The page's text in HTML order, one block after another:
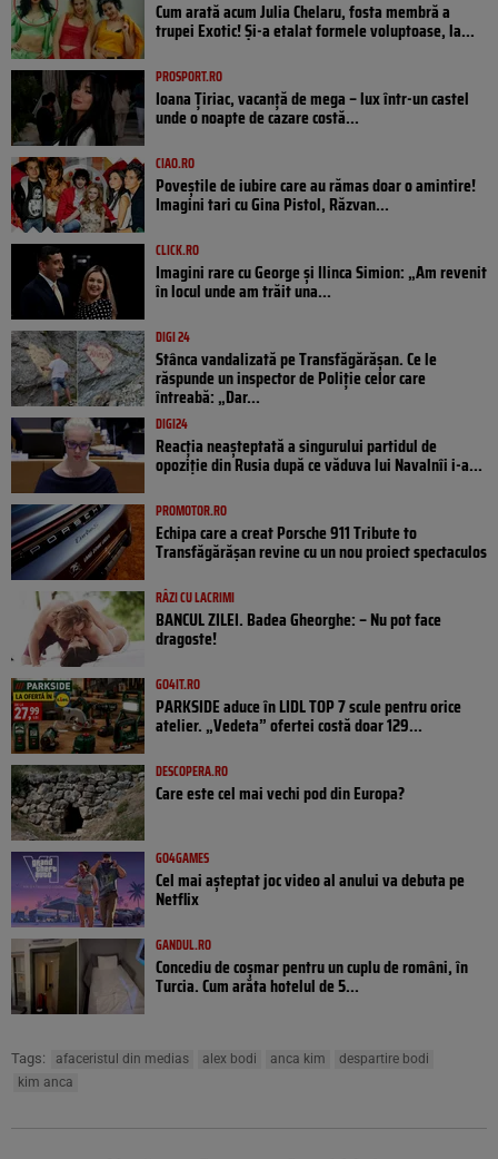
Cum arată acum Julia Chelaru, fosta membră a
trupei Exotic! Și-a etalat formele voluptoase, la...
PROSPORT.RO
Ioana Țiriac, vacanță de mega – lux într-un castel
unde o noapte de cazare costă...
CIAO.RO
Poveştile de iubire care au rămas doar o amintire!
Imagini tari cu Gina Pistol, Răzvan...
CLICK.RO
Imagini rare cu George și Ilinca Simion: „Am revenit
în locul unde am trăit una...
DIGI 24
Stânca vandalizată pe Transfăgărășan. Ce le
răspunde un inspector de Poliție celor care
întreabă: „Dar...
DIGI24
Reacția neașteptată a singurului partidul de
opoziţie din Rusia după ce văduva lui Navalnîi i-a...
PROMOTOR.RO
Echipa care a creat Porsche 911 Tribute to
Transfăgărășan revine cu un nou proiect spectaculos
RÂZI CU LACRIMI
BANCUL ZILEI. Badea Gheorghe: – Nu pot face
dragoste!
GO4IT.RO
PARKSIDE aduce în LIDL TOP 7 scule pentru orice
atelier. „Vedeta” ofertei costă doar 129...
DESCOPERA.RO
Care este cel mai vechi pod din Europa?
GO4GAMES
Cel mai așteptat joc video al anului va debuta pe
Netflix
GANDUL.RO
Concediu de coșmar pentru un cuplu de români, în
Turcia. Cum arăta hotelul de 5...
Tags: afaceristul din medias alex bodi anca kim
despartire bodi
kim anca